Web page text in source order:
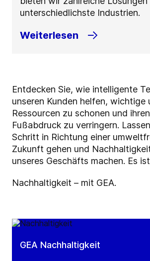
unterschiedlichste Industrien.
Weiterlesen
Entdecken Sie, wie intelligente
unseren Kunden helfen, wichtige
Ressourcen zu schonen und
Fußabdruck zu verringern.
Schritt in Richtung einer
Zukunft gehen und
unseres Geschäfts machen. Es
Nachhaltigkeit – mit GEA.
GEA Nachhaltigkeit